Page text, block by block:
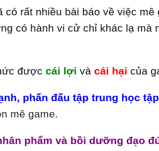
có rất nhiều bài báo về việc
có hành vi cử chỉ khác lạ mà
được cái lợi và cái hại của
phấn đấu tập trung học
mê game.
phẩm và bồi dưỡng đạo